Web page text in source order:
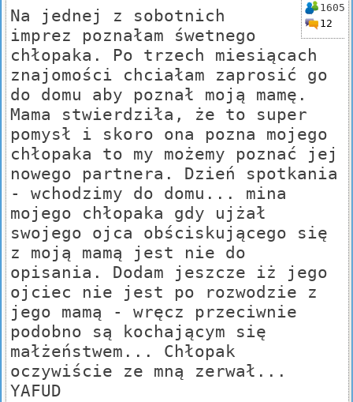
1605
12
Na jednej z sobotnich
imprez poznałam śwetnego
chłopaka. Po trzech miesiącach
znajomości chciałam zaprosić go
do domu aby poznał moją mamę.
Mama stwierdziła, że to super
pomysł i skoro ona pozna mojego
chłopaka to my możemy poznać jej
nowego partnera. Dzień spotkania
- wchodzimy do domu... mina
mojego chłopaka gdy ujżał
swojego ojca obściskującego się
z moją mamą jest nie do
opisania. Dodam jeszcze iż jego
ojciec nie jest po rozwodzie z
jego mamą - wręcz przeciwnie
podobno są kochającym się
małżeństwem... Chłopak
oczywiście ze mną zerwał...
YAFUD